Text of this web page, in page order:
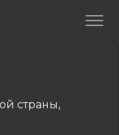
страны,